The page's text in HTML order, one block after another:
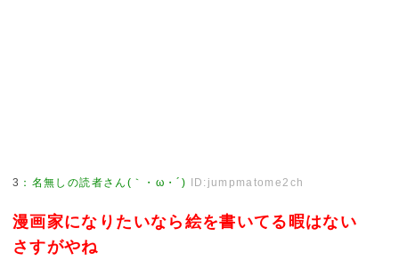
3 ： 名無しの読者さん(｀・ω・´) ID:jumpmatome2ch
漫画家になりたいなら絵を書いてる暇はない
さすがやね